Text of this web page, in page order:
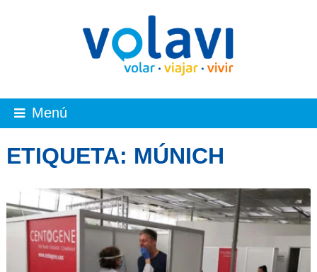
Menú
ETIQUETA: MÚNICH